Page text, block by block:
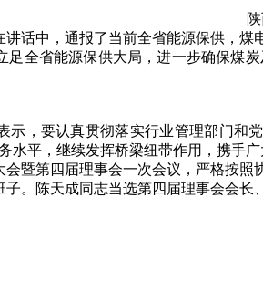
中，通报了当前全省能源保供，煤
足全省能源保供大局，进一步确保煤
要认真贯彻落实行业管理部门和
水平，继续发挥桥梁纽带作用，携手
第四届理事会一次会议，严格按照
陈天成同志当选第四届理事会会长